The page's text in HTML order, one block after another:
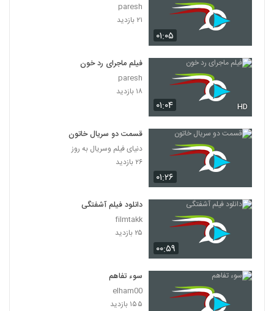
۰۱:۰۵
paresh
۲۱ بازدید
۰۱:۰۴ HD
فیلم ماجرای رد خون
paresh
۱۸ بازدید
۰۱:۲۶
قسمت دو سریال خاتون
دنیای فیلم وسریال به روز
۲۶ بازدید
۰۰:۵۹
دانلود فیلم آشفتگی
filmtakk
۲۵ بازدید
سوء تفاهم
elham00
۱۵۵ بازدید